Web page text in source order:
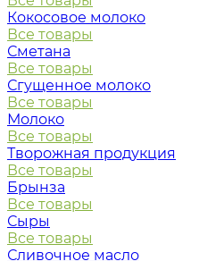
Кокосовое молоко
Все товары
Сметана
Все товары
Сгущенное молоко
Все товары
Молоко
Все товары
Творожная продукция
Все товары
Брынза
Все товары
Сыры
Все товары
Сливочное масло